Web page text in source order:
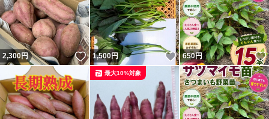
2,300円 いいね！
1,500円 いいね！
650円
最大10%対象